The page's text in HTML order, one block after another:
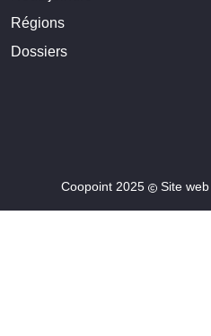
Régions
Dossiers
Coopoint 2025 Site